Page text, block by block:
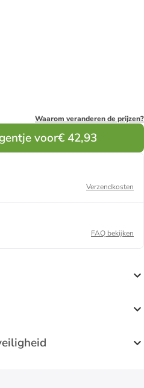
Waarom veranderen de prijzen?
voor€ 42,93
Verzendkosten
FAQ bekijken